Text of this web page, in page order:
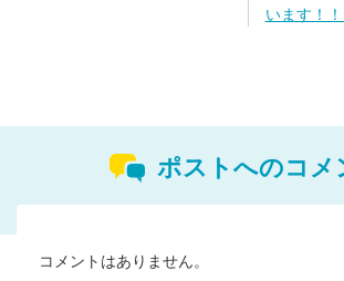
います！
ポストへのコメ
コメントはありません。